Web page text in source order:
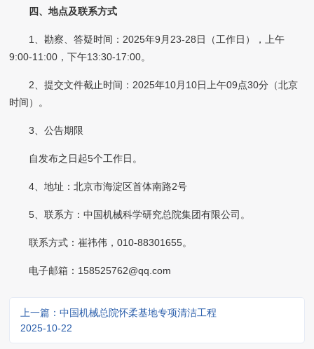
四、地点及联系方式
1、勘察、答疑时间：2025年9月23-28日（工作日），上午
9:00-11:00，下午13:30-17:00。
2、提交文件截止时间：2025年10月10日上午09点30分（北京
时间）。
3、公告期限
自发布之日起5个工作日。
4、地址：北京市海淀区首体南路2号
5、联系方：中国机械科学研究总院集团有限公司。
联系方式：崔祎伟，010-88301655。
电子邮箱：158525762@qq.com
上一篇：中国机械总院怀柔基地专项清洁工程
2025-10-22